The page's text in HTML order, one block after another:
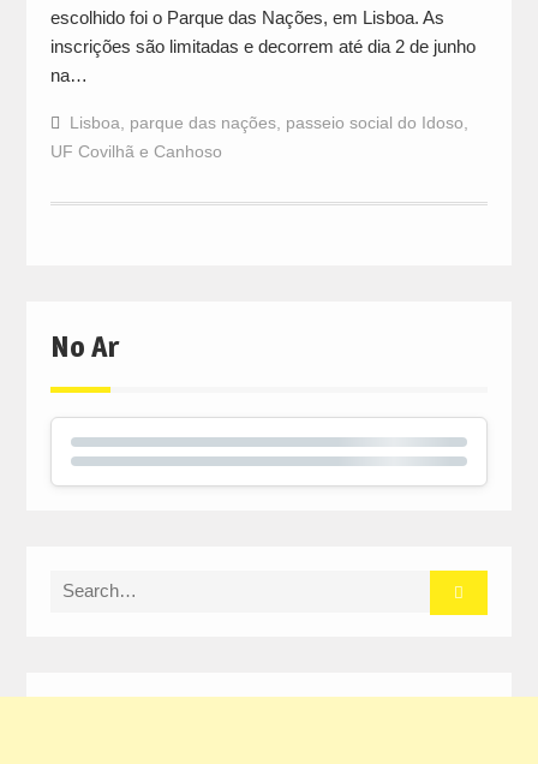
escolhido foi o Parque das Nações, em Lisboa. As
inscrições são limitadas e decorrem até dia 2 de junho
na…
Lisboa parque das nações, passeio social do Idoso
UF Covilhã e Canhoso
No Ar
Search